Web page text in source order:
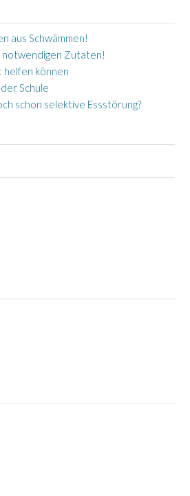
aus Schwämmen!
notwendigen Zutaten!
helfen können
Schule
schon selektive Essstörung?